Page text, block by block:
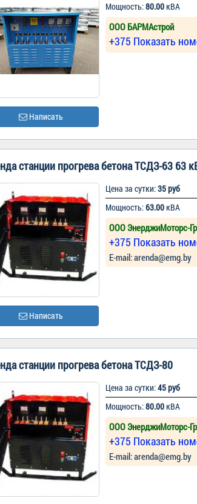
Написать
Мощность:80.00кВА
ООО БАРМАстрой
+375 Показать
станции прогрева бетона ТСДЗ-63 63
Написать
Цена за сутки:35 руб
Мощность:63.00кВА
ООО ЭнерджиМоторс-
+375 Показать
Е-mail: arenda@emg.by
станции прогрева бетона ТСДЗ-80
Цена за сутки:45 руб
Мощность:80.00кВА
ООО ЭнерджиМоторс-
+375 Показать
Е-mail: arenda@emg.by